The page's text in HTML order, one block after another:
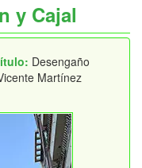
y Cajal
Desengaño
Martínez